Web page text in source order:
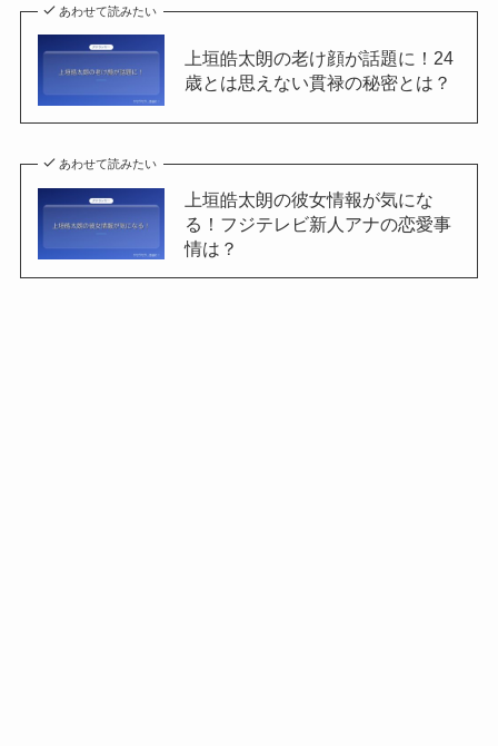
あわせて読みたい
上垣皓太朗の老け顔が話題に！24
歳とは思えない貫禄の秘密とは？
あわせて読みたい
上垣皓太朗の彼女情報が気にな
る！フジテレビ新人アナの恋愛事
情は？